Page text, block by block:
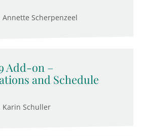
Annette Scherpenzeel
Add-on –
and Schedule
Karin Schuller